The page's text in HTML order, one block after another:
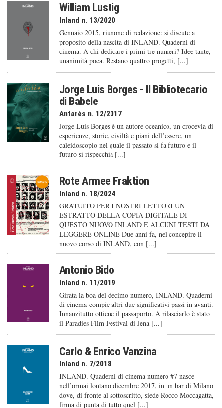
William Lustig
Inland n. 13/2020
Gennaio 2015, riunone di redazione: si discute a
proposito della nascita di INLAND. Quaderni di
cinema. A chi dedicare i primi tre numeri? Idee tante,
unanimità poca. Restano quattro progetti, [...]
Jorge Luis Borges - Il Bibliotecario
di Babele
Antarès n. 12/2017
Jorge Luis Borges è un autore oceanico, un crocevia di
esperienze, storie, civiltà e piani dell’essere, un
caleido­scopio nel quale il passato si fa futuro e il
futuro si rispecchia [...]
Rote Armee Fraktion
Inland n. 18/2024
GRATUITO PER I NOSTRI LETTORI UN
ESTRATTO DELLA COPIA DIGITALE DI
QUESTO NUOVO INLAND E ALCUNI TESTI DA
LEGGERE ONLINE Due anni fa, nel concepire il
nuovo corso di INLAND, con [...]
Antonio Bido
Inland n. 11/2019
Girata la boa del decimo numero, INLAND. Quaderni
di cinema compie altri due significativi passi in avanti.
Innanzitutto ottiene il passaporto. A rilasciarlo è stato
il Paradies Film Festival di Jena [...]
Carlo & Enrico Vanzina
Inland n. 7/2018
INLAND. Quaderni di cinema numero #7 nasce
nell’ormai lontano dicembre 2017, in un bar di Milano
dove, di fronte al sottoscritto, siede Rocco Moccagatta,
firma di punta di tutto quel [...]